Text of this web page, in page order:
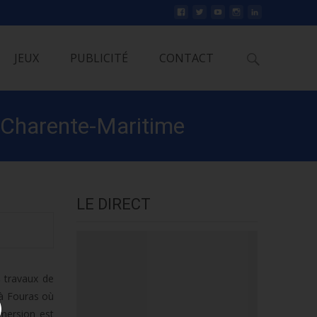
JEUX PUBLICITÉ CONTACT
Maritime
de
Fouras où
est
LE DIRECT